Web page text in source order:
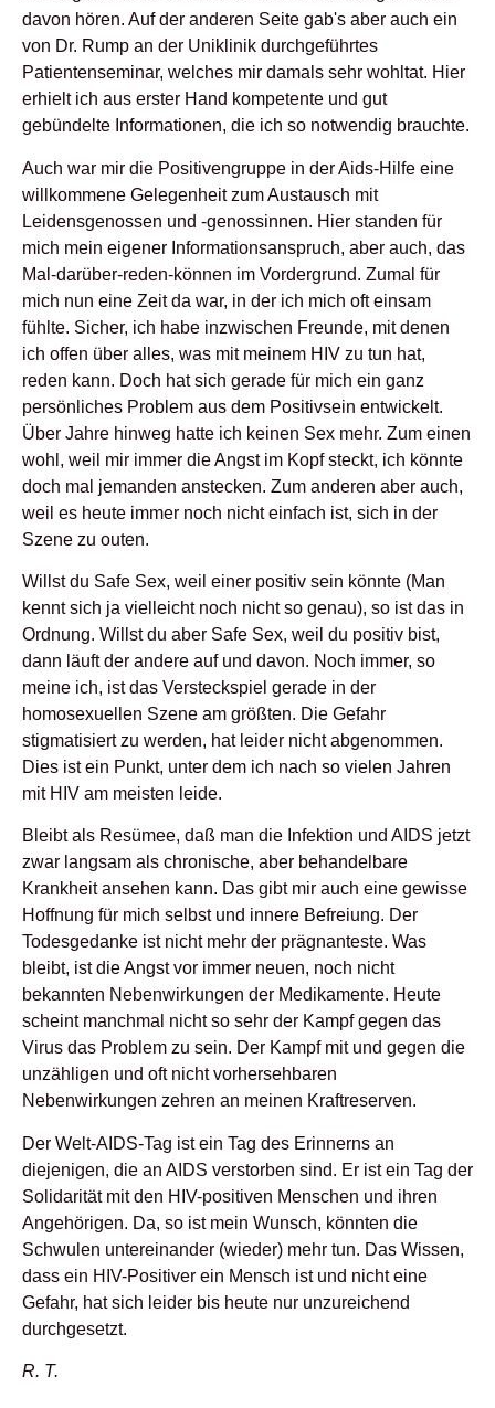
davon hören. Auf der anderen Seite gab's aber auch ein
von Dr. Rump an der Uniklinik durchgeführtes
Patientenseminar, welches mir damals sehr wohltat. Hier
erhielt ich aus erster Hand kompetente und gut
gebündelte Informationen, die ich so notwendig brauchte.
Auch war mir die Positivengruppe in der Aids-Hilfe eine
willkommene Gelegenheit zum Austausch mit
Leidensgenossen und -genossinnen. Hier standen für
mich mein eigener Informationsanspruch, aber auch, das
Mal-darüber-reden-können im Vordergrund. Zumal für
mich nun eine Zeit da war, in der ich mich oft einsam
fühlte. Sicher, ich habe inzwischen Freunde, mit denen
ich offen über alles, was mit meinem HIV zu tun hat,
reden kann. Doch hat sich gerade für mich ein ganz
persönliches Problem aus dem Positivsein entwickelt.
Über Jahre hinweg hatte ich keinen Sex mehr. Zum einen
wohl, weil mir immer die Angst im Kopf steckt, ich könnte
doch mal jemanden anstecken. Zum anderen aber auch,
weil es heute immer noch nicht einfach ist, sich in der
Szene zu outen.
Willst du Safe Sex, weil einer positiv sein könnte (Man
kennt sich ja vielleicht noch nicht so genau), so ist das in
Ordnung. Willst du aber Safe Sex, weil du positiv bist,
dann läuft der andere auf und davon. Noch immer, so
meine ich, ist das Versteckspiel gerade in der
homosexuellen Szene am größten. Die Gefahr
stigmatisiert zu werden, hat leider nicht abgenommen.
Dies ist ein Punkt, unter dem ich nach so vielen Jahren
mit HIV am meisten leide.
Bleibt als Resümee, daß man die Infektion und AIDS jetzt
zwar langsam als chronische, aber behandelbare
Krankheit ansehen kann. Das gibt mir auch eine gewisse
Hoffnung für mich selbst und innere Befreiung. Der
Todesgedanke ist nicht mehr der prägnanteste. Was
bleibt, ist die Angst vor immer neuen, noch nicht
bekannten Nebenwirkungen der Medikamente. Heute
scheint manchmal nicht so sehr der Kampf gegen das
Virus das Problem zu sein. Der Kampf mit und gegen die
unzähligen und oft nicht vorhersehbaren
Nebenwirkungen zehren an meinen Kraftreserven.
Der Welt-AIDS-Tag ist ein Tag des Erinnerns an
diejenigen, die an AIDS verstorben sind. Er ist ein Tag der
Solidarität mit den HIV-positiven Menschen und ihren
Angehörigen. Da, so ist mein Wunsch, könnten die
Schwulen untereinander (wieder) mehr tun. Das Wissen,
dass ein HIV-Positiver ein Mensch ist und nicht eine
Gefahr, hat sich leider bis heute nur unzureichend
durchgesetzt.
R. T.